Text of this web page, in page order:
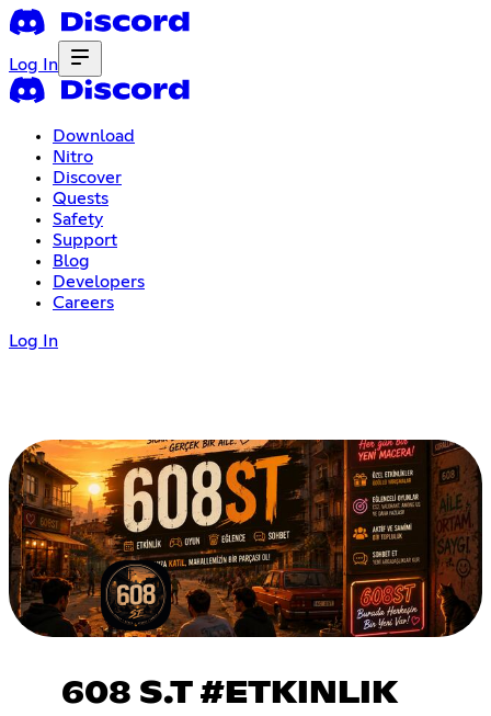
Log In
Download
Nitro
Discover
Quests
Safety
Support
Blog
Developers
Careers
Log In
608 S.T #ETKINLIK